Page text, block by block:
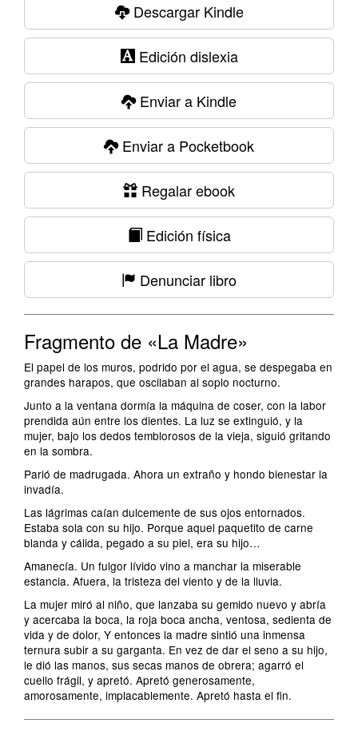
Descargar Kindle
Edición dislexia
Enviar a Kindle
Enviar a Pocketbook
Regalar ebook
Edición física
Denunciar libro
Fragmento de «La Madre»
El papel de los muros, podrido por el agua, se despegaba en
grandes harapos, que oscilaban al soplo nocturno.
Junto a la ventana dormía la máquina de coser, con la labor
prendida aún entre los dientes. La luz se extinguió, y la
mujer, bajo los dedos temblorosos de la vieja, siguió gritando
en la sombra.
Parió de madrugada. Ahora un extraño y hondo bienestar la
invadía.
Las lágrimas caían dulcemente de sus ojos entornados.
Estaba sola con su hijo. Porque aquel paquetito de carne
blanda y cálida, pegado a su piel, era su hijo…
Amanecía. Un fulgor lívido vino a manchar la miserable
estancia. Afuera, la tristeza del viento y de la lluvia.
La mujer miró al niño, que lanzaba su gemido nuevo y abría
y acercaba la boca, la roja boca ancha, ventosa, sedienta de
vida y de dolor, Y entonces la madre sintió una inmensa
ternura subir a su garganta. En vez de dar el seno a su hijo,
le dió las manos, sus secas manos de obrera; agarró el
cuello frágil, y apretó. Apretó generosamente,
amorosamente, implacablemente. Apretó hasta el fin.